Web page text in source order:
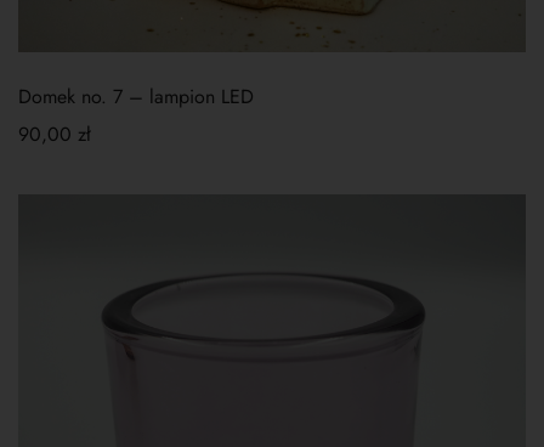
Domek no. 7 – lampion LED
90,00 zł